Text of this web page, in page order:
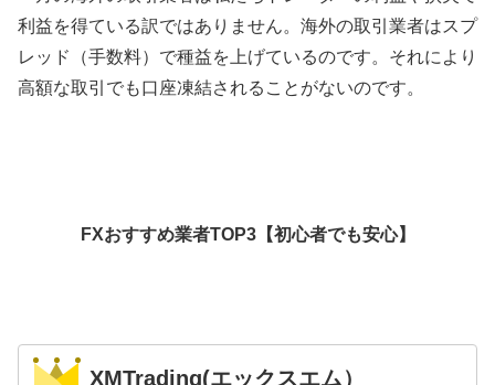
利益を得ている訳ではありません。海外の取引業者はスプ
レッド（手数料）で種益を上げているのです。それにより
高額な取引でも口座凍結されることがないのです。
FXおすすめ業者TOP3【初心者でも安心】
XMTrading(エックスエム）